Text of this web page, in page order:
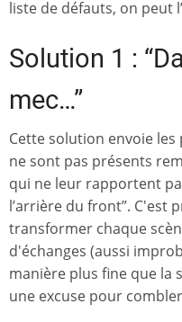
liste de défauts, on peut
Solution 1 :
mec…”
Cette solution envoie
ne sont pas présents
qui ne leur rapportent
l’arrière du front”. C'est
transformer chaque
d'échanges (aussi
manière plus fine que la
une excuse pour